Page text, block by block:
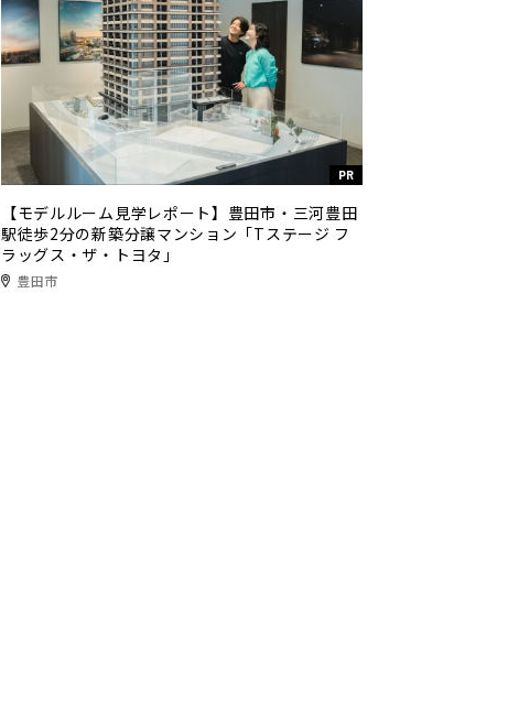
PR
【モデルルーム見学レポート】豊田市・三河豊田
駅徒歩2分の新築分譲マンション「Tステージ フ
ラッグス・ザ・トヨタ」
豊田市